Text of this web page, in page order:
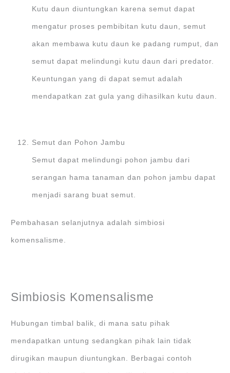
Kutu daun diuntungkan karena semut dapat
mengatur proses pembibitan kutu daun, semut
akan membawa kutu daun ke padang rumput, dan
semut dapat melindungi kutu daun dari predator.
Keuntungan yang di dapat semut adalah
mendapatkan zat gula yang dihasilkan kutu daun.
Semut dan Pohon Jambu
Semut dapat melindungi pohon jambu dari
serangan hama tanaman dan pohon jambu dapat
menjadi sarang buat semut.
Pembahasan selanjutnya adalah simbiosi
komensalisme.
Simbiosis Komensalisme
Hubungan timbal balik, di mana satu pihak
mendapatkan untung sedangkan pihak lain tidak
dirugikan maupun diuntungkan. Berbagai contoh